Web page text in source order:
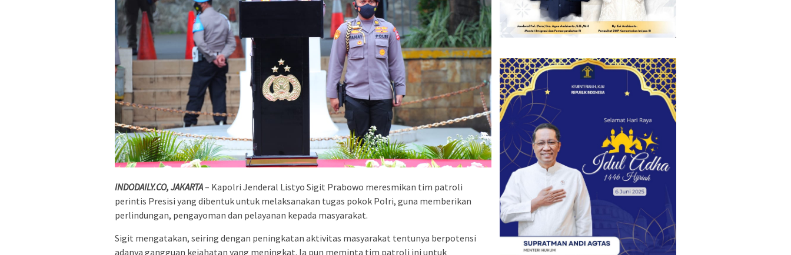
INDODAILY.CO, JAKARTA– Kapolri Jenderal Listyo Sigit Prabowo meresmikan tim patroli
perintis Presisi yang dibentuk untuk melaksanakan tugas pokok Polri, guna memberikan
perlindungan, pengayoman dan pelayanan kepada masyarakat.
Sigit mengatakan, seiring dengan peningkatan aktivitas masyarakat tentunya berpotensi
adanya gangguan kejahatan yang meningkat. Ia pun meminta tim patroli ini untuk